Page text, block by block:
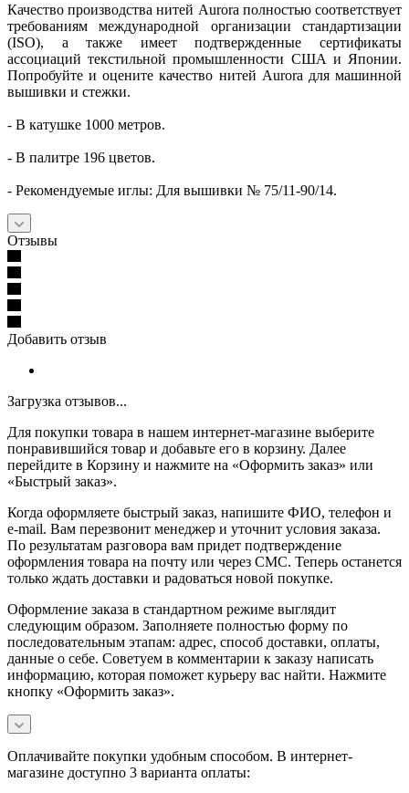
Качество производства нитей Aurora полностью соответствует
требованиям международной организации стандартизации
(ISO), а также имеет подтвержденные сертификаты
ассоциаций текстильной промышленности США и Японии.
Попробуйте и оцените качество нитей Aurora для машинной
вышивки и стежки.
- В катушке 1000 метров.
- В палитре 196 цветов.
- Рекомендуемые иглы: Для вышивки № 75/11-90/14.
Отзывы
Добавить отзыв
Загрузка отзывов...
Для покупки товара в нашем интернет-магазине выберите
понравившийся товар и добавьте его в корзину. Далее
перейдите в Корзину и нажмите на «Оформить заказ» или
«Быстрый заказ».
Когда оформляете быстрый заказ, напишите ФИО, телефон и
e-mail. Вам перезвонит менеджер и уточнит условия заказа.
По результатам разговора вам придет подтверждение
оформления товара на почту или через СМС. Теперь останется
только ждать доставки и радоваться новой покупке.
Оформление заказа в стандартном режиме выглядит
следующим образом. Заполняете полностью форму по
последовательным этапам: адрес, способ доставки, оплаты,
данные о себе. Советуем в комментарии к заказу написать
информацию, которая поможет курьеру вас найти. Нажмите
кнопку «Оформить заказ».
Оплачивайте покупки удобным способом. В интернет-
магазине доступно 3 варианта оплаты: